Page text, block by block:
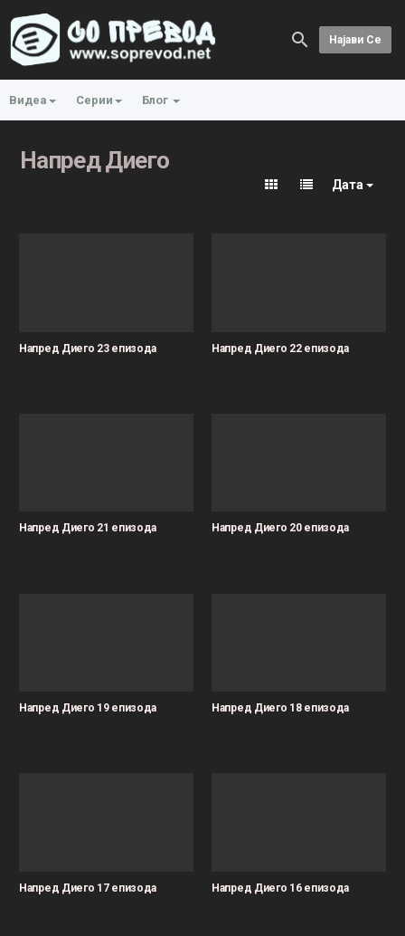
Најави Се
Видеа Серии Блог
Напред Диего
Дата
Напред Диего 23 епизода Напред Диего 22 епизода
Напред Диего 21 епизода Напред Диего 20 епизода
Напред Диего 19 епизода Напред Диего 18 епизода
Напред Диего 17 епизода Напред Диего 16 епизода